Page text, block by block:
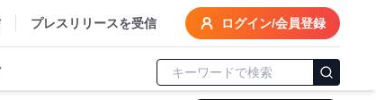
プレスリリースを受信 ログイン/会員登録